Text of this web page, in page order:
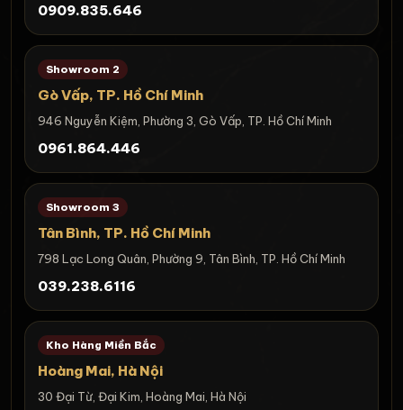
0909.835.646
Showroom 2
Gò Vấp, TP. Hồ Chí Minh
946 Nguyễn Kiệm, Phường 3, Gò Vấp, TP. Hồ Chí Minh
0961.864.446
Showroom 3
Tân Bình, TP. Hồ Chí Minh
798 Lạc Long Quân, Phường 9, Tân Bình, TP. Hồ Chí Minh
039.238.6116
Kho Hàng Miền Bắc
Hoàng Mai, Hà Nội
30 Đại Từ, Đại Kim, Hoàng Mai, Hà Nội